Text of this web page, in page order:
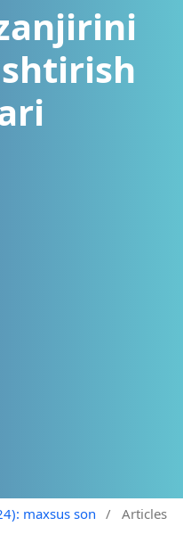
maxsus son / Articles